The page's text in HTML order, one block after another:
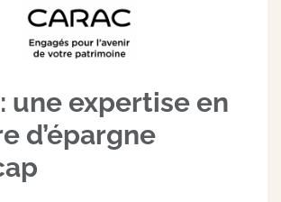
une expertise en
d’épargne